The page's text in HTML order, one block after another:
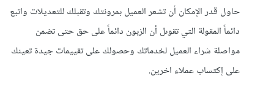
حاول قدر الإمكان أن تشعر العميل بمرونتك وتقبلك للتعديلات واتبع
دائماً المقولة التي تقوىل أن الزبون دائماً على حق حتى تضمن
مواصلة شراء العميل لخدماتك وحصولك على تقييمات جيدة تعينك
على إكتساب عملاء اخرين.